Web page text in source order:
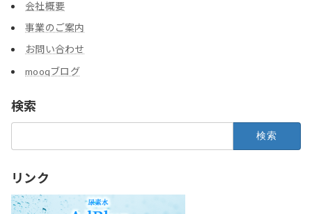
会社概要
事業のご案内
お問い合わせ
mooqブログ
検索
リンク